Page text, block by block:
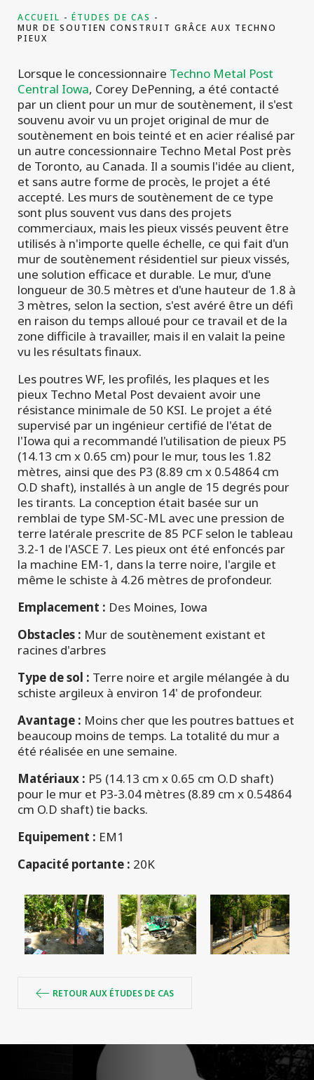
ACCUEIL
ÉTUDES DE CAS
MUR DE SOUTIEN CONSTRUIT GRÂCE AUX TECHNO
PIEUX
Lorsque le concessionnaire Techno Metal Post
Central Iowa, Corey DePenning, a été contacté
par un client pour un mur de soutènement, il s'est
souvenu avoir vu un projet original de mur de
soutènement en bois teinté et en acier réalisé par
un autre concessionnaire Techno Metal Post près
de Toronto, au Canada. Il a soumis l'idée au client,
et sans autre forme de procès, le projet a été
accepté. Les murs de soutènement de ce type
sont plus souvent vus dans des projets
commerciaux, mais les pieux vissés peuvent être
utilisés à n'importe quelle échelle, ce qui fait d'un
mur de soutènement résidentiel sur pieux vissés,
une solution efficace et durable. Le mur, d'une
longueur de 30.5 mètres et d'une hauteur de 1.8 à
3 mètres, selon la section, s'est avéré être un défi
en raison du temps alloué pour ce travail et de la
zone difficile à travailler, mais il en valait la peine
vu les résultats finaux.
Les poutres WF, les profilés, les plaques et les
pieux Techno Metal Post devaient avoir une
résistance minimale de 50 KSI. Le projet a été
supervisé par un ingénieur certifié de l'état de
l'Iowa qui a recommandé l'utilisation de pieux P5
(14.13 cm x 0.65 cm) pour le mur, tous les 1.82
mètres, ainsi que des P3 (8.89 cm x 0.54864 cm
O.D shaft), installés à un angle de 15 degrés pour
les tirants. La conception était basée sur un
remblai de type SM-SC-ML avec une pression de
terre latérale prescrite de 85 PCF selon le tableau
3.2-1 de l'ASCE 7. Les pieux ont été enfoncés par
la machine EM-1, dans la terre noire, l'argile et
même le schiste à 4.26 mètres de profondeur.
Emplacement : Des Moines, Iowa
Obstacles : Mur de soutènement existant et
racines d'arbres
Type de sol : Terre noire et argile mélangée à du
schiste argileux à environ 14' de profondeur.
Avantage : Moins cher que les poutres battues et
beaucoup moins de temps. La totalité du mur a
été réalisée en une semaine.
Matériaux : P5 (14.13 cm x 0.65 cm O.D shaft)
pour le mur et P3-3.04 mètres (8.89 cm x 0.54864
cm O.D shaft) tie backs.
Equipement : EM1
Capacité portante : 20K
RETOUR AUX ÉTUDES DE CAS